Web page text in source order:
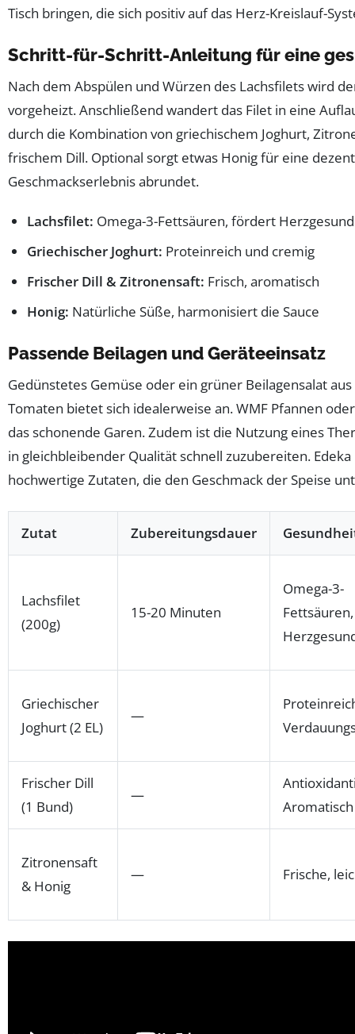
Tisch bringen, die sich positiv auf das Herz-Kreislauf-
Schritt-für-Schritt-Anleitung für eine
Nach dem Abspülen und Würzen des Lachsfilets wird
vorgeheizt. Anschließend wandert das Filet in eine
durch die Kombination von griechischem Joghurt,
frischem Dill. Optional sorgt etwas Honig für eine
Geschmackserlebnis abrundet.
Lachsfilet: Omega-3-Fettsäuren, fördert
Griechischer Joghurt: Proteinreich und cremig
Frischer Dill & Zitronensaft: Frisch, aromatisch
Honig: Natürliche Süße, harmonisiert die Sauce
Passende Beilagen und Geräteeinsatz
Gedünstetes Gemüse oder ein grüner Beilagensalat
Tomaten bietet sich idealerweise an. WMF Pfannen
das schonende Garen. Zudem ist die Nutzung eines
in gleichbleibender Qualität schnell zuzubereiten.
hochwertige Zutaten, die den Geschmack der Speise
Zutat Zubereitungsdauer
Lachsfilet
(200g)
15-20 Minuten
Omega-3-
Fettsäuren,
Griechischer
Joghurt (2 EL)
—
Frischer Dill
(1 Bund)
—
Aromatisch
Zitronensaft
& Honig
— Frische,